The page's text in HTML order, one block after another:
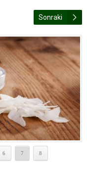
Sonraki
6 7 8